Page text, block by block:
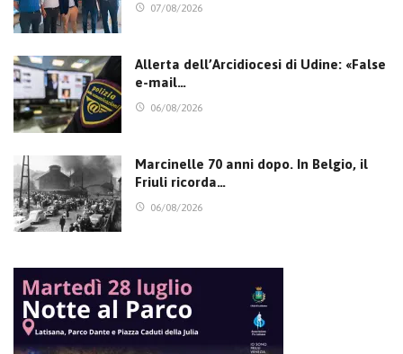
07/08/2026
Allerta dell’Arcidiocesi di Udine: «False
e-mail…
06/08/2026
Marcinelle 70 anni dopo. In Belgio, il
Friuli ricorda…
06/08/2026